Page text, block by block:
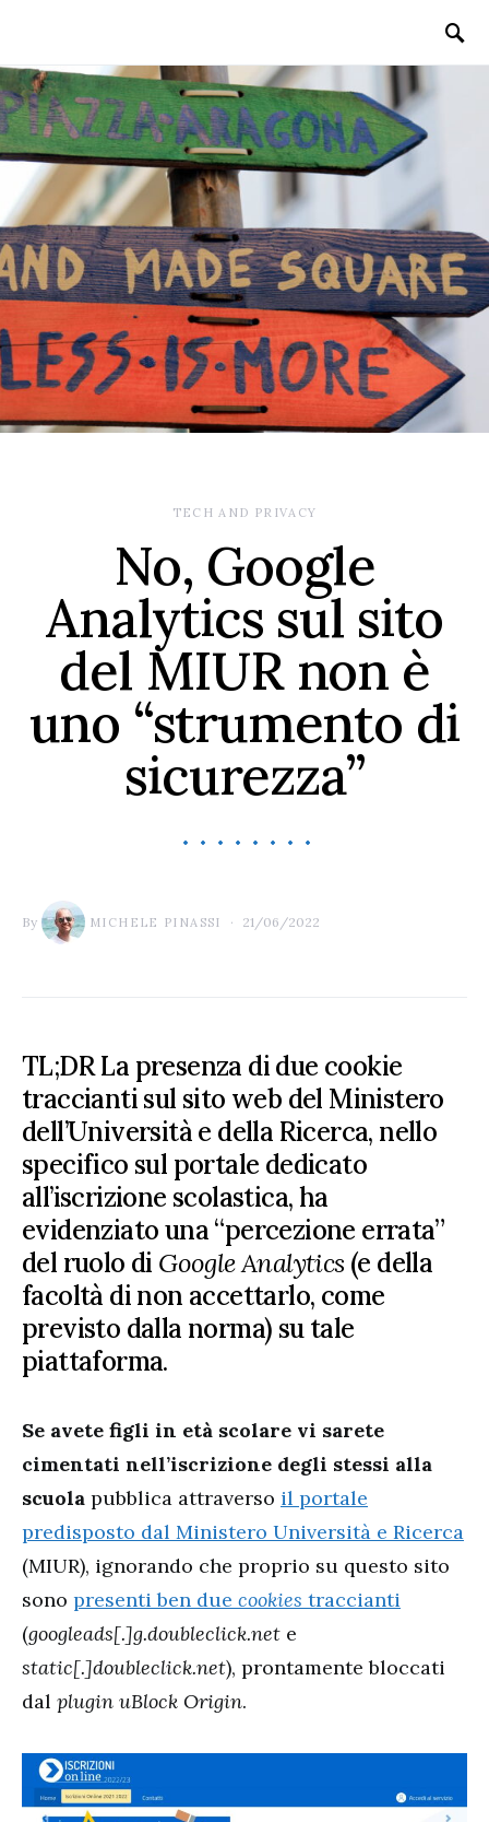
TECH AND PRIVACY
No, Google
Analytics sul sito
del MIUR non è
uno “strumento di
sicurezza”
By MICHELE PINASSI 21/06/2022
TL;DR La presenza di due cookie
traccianti sul sito web del Ministero
dell’Università e della Ricerca, nello
specifico sul portale dedicato
all’iscrizione scolastica, ha
evidenziato una “percezione errata”
del ruolo di Google Analytics (e della
facoltà di non accettarlo, come
previsto dalla norma) su tale
piattaforma.
Se avete figli in età scolare vi sarete
cimentati nell’iscrizione degli stessi alla
scuola pubblica attraverso il portale
predisposto dal Ministero Università e Ricerca
(MIUR), ignorando che proprio su questo sito
sono presenti ben due cookies traccianti
(googleads[.]g.doubleclick.net e
static[.]doubleclick.net), prontamente bloccati
dal plugin uBlock Origin.